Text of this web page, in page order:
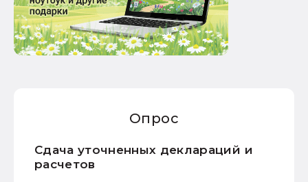
Опрос
Сдача уточненных деклараций и
расчетов